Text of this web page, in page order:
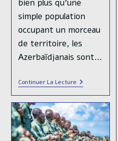
bien plus qu’une
simple population
occupant un morceau
de territoire, les
Azerbaïdjanais sont…
Continuer La LectureLe
Peuple
Azerbaïdjanais
:
Un
Portrait
Complet
D’une